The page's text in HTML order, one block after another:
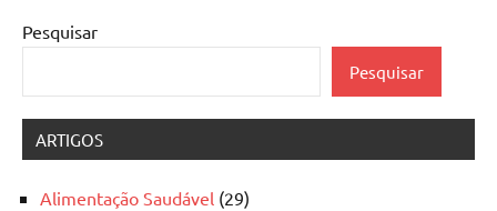
Pesquisar
Pesquisar
ARTIGOS
Alimentação Saudável (29)